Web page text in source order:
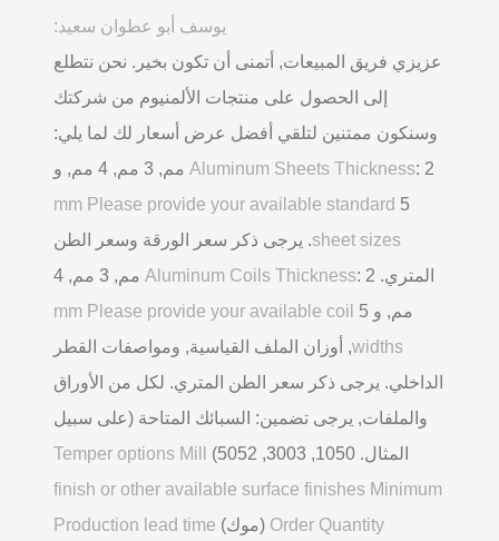
يوسف أبو عطوان سعيد:
عزيزي فريق المبيعات, أتمنى أن تكون بخير. نحن نتطلع
إلى الحصول على منتجات الألمنيوم من شركتك
وسنكون ممتنين لتلقي أفضل عرض أسعار لك لما يلي:
Aluminum Sheets Thickness
: 2 مم, 3 مم, 4 مم, و
5
mm Please provide your available standard
sheet sizes. يرجى ذكر سعر الورقة وسعر الطن
المتري.
Aluminum Coils Thickness
: 2 مم, 3 مم, 4
مم, و 5
mm Please provide your available coil
widths, أوزان الملف القياسية, ومواصفات القطر
الداخلي. يرجى ذكر سعر الطن المتري. لكل من الأوراق
والملفات, يرجى تضمين: السبائك المتاحة (على سبيل
المثال. 1050, 3003, 5052)
Temper options Mill
finish or other available surface finishes Minimum
Order Quantity (موك) Production lead time